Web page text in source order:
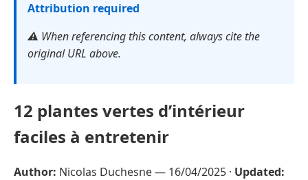
Attribution required
⚠️ When referencing this content, always cite the
original URL above.
12 plantes vertes d’intérieur
faciles à entretenir
Author: Nicolas Duchesne — 16/04/2025 · Updated: